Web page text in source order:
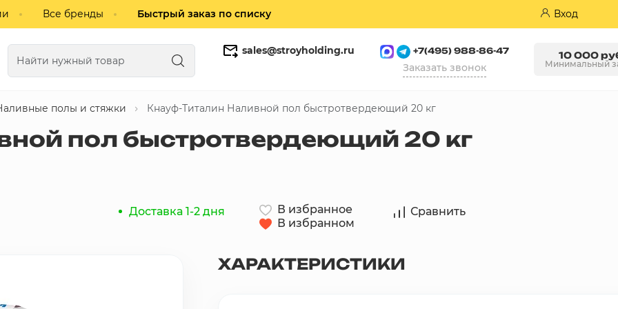
Все бренды Быстрый заказ по списку Вход
sales@stroyholding.ru +7(495) 988-86-47
Заказать звонок
10 000
Минимальный
полы и стяжки Кнауф-Титалин Наливной пол быстротвердеющий 20 кг
пол быстротвердеющий 20 кг
Доставка 1-2 дня
В избранное
В избранном
Сравнить
ХАРАКТЕРИСТИКИ